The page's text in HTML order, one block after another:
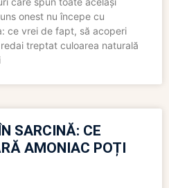
onest nu începe cu
ce vrei de fapt, să acoperi
treptat culoarea naturală
SARCINĂ: CE
AMONIAC POȚI